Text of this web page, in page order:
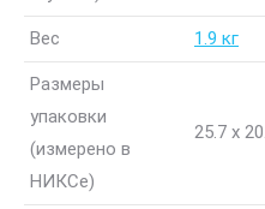
Вес 1.9 кг
Размеры
упаковки
(измерено в
НИКСе)
25.7 x